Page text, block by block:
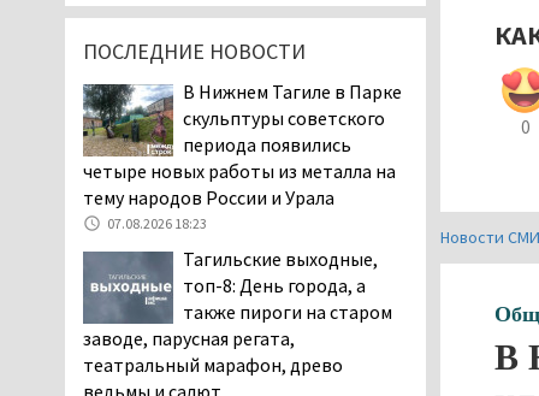
0
Новости
В
ПОСЛЕДНИЕ НОВОСТИ
В Нижнем Тагиле в Парке
скульптуры советского
периода появились
четыре новых работы из металла на
тему народов России и Урала
07.08.2026 18:23
Тагильские выходные,
топ-8: День города, а
также пироги на старом
заводе, парусная регата,
театральный марафон, древо